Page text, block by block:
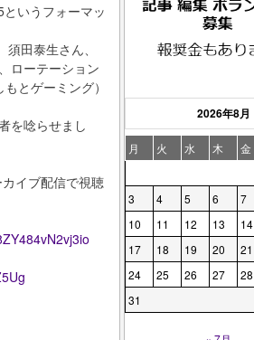
いうフォーマッ
田泰生さん、
ローテーション
とゲーミング）
を唸らせまし
イブ配信で視聴
2026年8月
月 火 水 木 金
3
4 5 6 7
10
11 12 13 14
17
18 19 20 21
24
25 26 27 28
31